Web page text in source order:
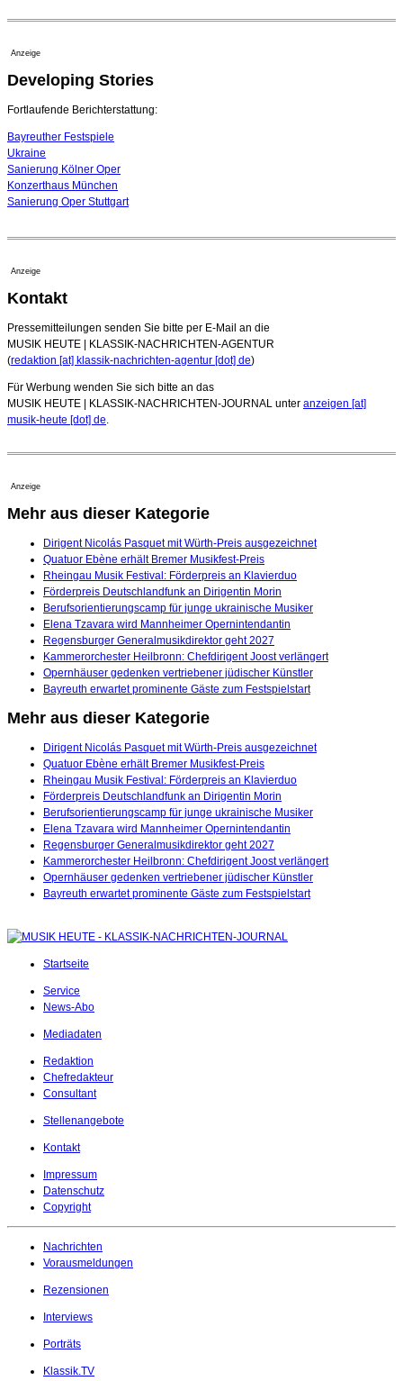
Dirigent Nicolás Pasquet mit Würth-Preis der
Jeunesses Musicales ausgezeichnet
07. August 2026 - 13:20 Uhr
Anzeige
Developing Stories
Fortlaufende Berichterstattung:
Bayreuther Festspiele
Ukraine
Sanierung Kölner Oper
Konzerthaus München
Sanierung Oper Stuttgart
Anzeige
Kontakt
Pressemitteilungen senden Sie bitte per E-Mail an die
MUSIK HEUTE | KLASSIK-NACHRICHTEN-AGENTUR
(redaktion [at] klassik-nachrichten-agentur [dot] de)
Für Werbung wenden Sie sich bitte an das
MUSIK HEUTE | KLASSIK-NACHRICHTEN-JOURNAL unter anzeigen [at]
musik-heute [dot] de
Anzeige
Mehr aus dieser Kategorie
Dirigent Nicolás Pasquet mit Würth-Preis ausgezeichnet
Quatuor Ebène erhält Bremer Musikfest-Preis
Rheingau Musik Festival: Förderpreis an Klavierduo
Förderpreis Deutschlandfunk an Dirigentin Morin
Berufsorientierungscamp für junge ukrainische Musiker
Elena Tzavara wird Mannheimer Opernintendantin
Regensburger Generalmusikdirektor geht 2027
Kammerorchester Heilbronn: Chefdirigent Joost verlängert
Opernhäuser gedenken vertriebener jüdischer Künstler
Bayreuth erwartet prominente Gäste zum Festspielstart
Mehr aus dieser Kategorie
Dirigent Nicolás Pasquet mit Würth-Preis ausgezeichnet
Quatuor Ebène erhält Bremer Musikfest-Preis
Rheingau Musik Festival: Förderpreis an Klavierduo
Förderpreis Deutschlandfunk an Dirigentin Morin
Berufsorientierungscamp für junge ukrainische Musiker
Elena Tzavara wird Mannheimer Opernintendantin
Regensburger Generalmusikdirektor geht 2027
Kammerorchester Heilbronn: Chefdirigent Joost verlängert
Opernhäuser gedenken vertriebener jüdischer Künstler
Bayreuth erwartet prominente Gäste zum Festspielstart
Startseite
Service
News-Abo
Mediadaten
Redaktion
Chefredakteur
Consultant
Stellenangebote
Kontakt
Impressum
Datenschutz
Copyright
Nachrichten
Vorausmeldungen
Rezensionen
Interviews
Porträts
Klassik.TV